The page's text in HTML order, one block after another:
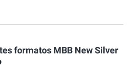
formatos MBB New Silver